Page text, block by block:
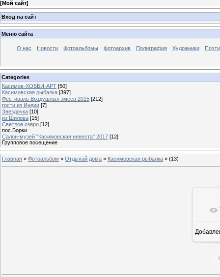
[Мой сайт]
Вход на сайт
Меню сайта
О нас Новости Фотоальбомы Фотоархив Полиграфия Художники
Categories
Касимов-ХОББИ-АРТ [50]
Касимовская рыбалка [397]
Фестиваль Воздушных змеев 2015 [212]
гости из Индии [7]
Звездочка [10]
из Шилова [15]
Светлое озеро [12]
пос.Борки
Салон-музей "Касимовская невеста" 2017 [12]
Групповое посещение
Главная » Фотоальбом » Отдыхай дома » Касимовская рыбалка » (13)